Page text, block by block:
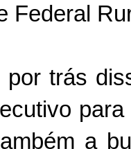
Federal
trás
a